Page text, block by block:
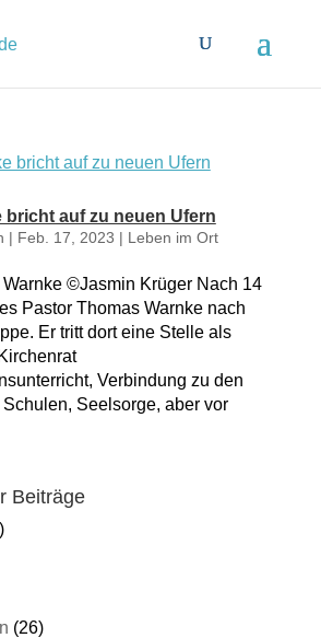
bricht auf zu neuen Ufern
| Feb. 17, 2023 | Leben im Ort
Warnke ©Jasmin Krüger Nach 14
Pastor Thomas Warnke nach
Er tritt dort eine Stelle als
Verbindung zu den
Seelsorge, aber vor
Beiträge
(26)